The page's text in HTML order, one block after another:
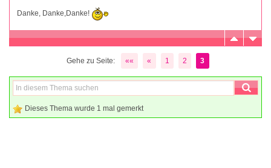
Danke, Danke,Danke!
Gehe zu Seite: «« « 1 2 3
Dieses Thema wurde 1 mal gemerkt